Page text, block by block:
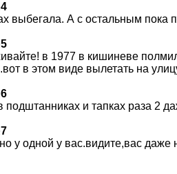
выбегала. А с остальным пока
в 1977 в кишиневе
в этом виде вылетать на
подштанниках и тапках раза 2
у одной у вас.видите,вас даже